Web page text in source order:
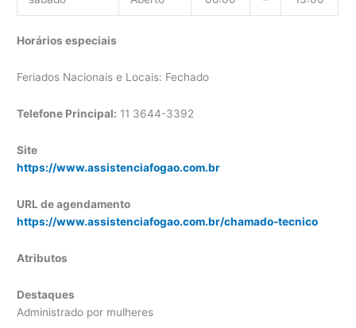
Horários especiais
Feriados Nacionais e Locais: Fechado
Telefone Principal: 11 3644-3392
Site
https://www.assistenciafogao.com.br
URL de agendamento
https://www.assistenciafogao.com.br/chamado-tecnico
Atributos
Destaques
Administrado por mulheres